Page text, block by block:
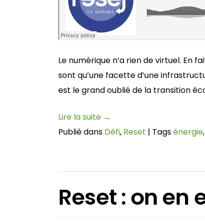
Le numérique n’a rien de virtuel. En
sont qu’une facette d’une
est le grand oublié de la transition
Lire la suite →
Publié dans Défi, Reset | Tagsénergie,
Reset : on en